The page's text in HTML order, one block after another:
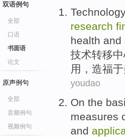
双语例句
全部
口语
书面语
论文
原声例句
全部
音频例句
视频例句
research
health and
技术转移
用 ， 造福于
youdao
On the
measures
and